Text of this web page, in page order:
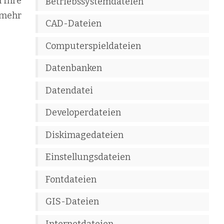
CAD-Dateien
Computerspieldateien
Datenbanken
Datendatei
Developerdateien
Diskimagedateien
Einstellungsdateien
Fontdateien
GIS-Dateien